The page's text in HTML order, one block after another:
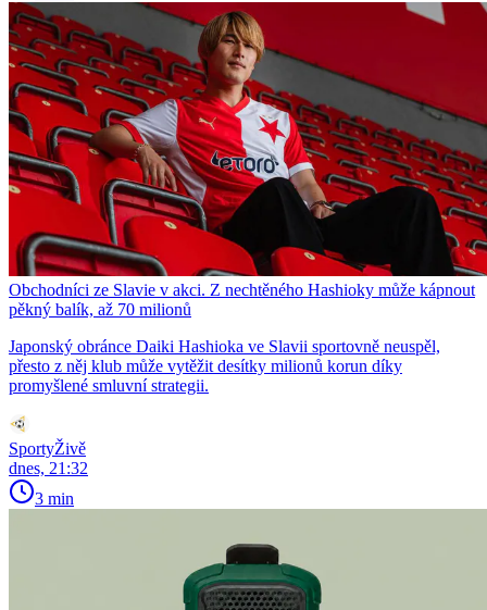
Obchodníci ze Slavie v akci. Z nechtěného Hashioky může kápnout
pěkný balík, až 70 milionů
Japonský obránce Daiki Hashioka ve Slavii sportovně neuspěl,
přesto z něj klub může vytěžit desítky milionů korun díky
promyšlené smluvní strategii.
SportyŽivě
dnes, 21:32
3 min